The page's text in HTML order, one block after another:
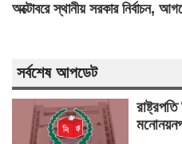
অক্টোবরে স্থানীয় সরকার নির্বাচন,
সর্বশেষ আপডেট